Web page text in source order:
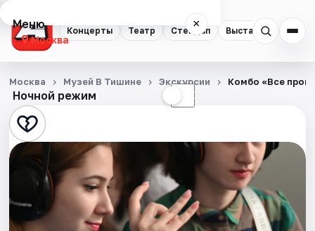
Концерты Театр Стендап Выставки
Меню ×
Москва
Концерты
Театр
Стендап
Выставки
Квесты
Ночной режим ☾
Москва Музей В Тишине Экскурсии Комбо «Все